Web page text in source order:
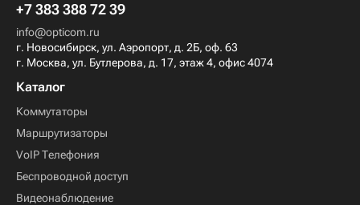
+7 383 388 72 39
info@opticom.ru
г. Новосибирск, ул. Аэропорт, д. 2Б, оф. 63
г. Москва, ул. Бутлерова, д. 17, этаж 4, офис 4074
Каталог
Коммутаторы
Маршрутизаторы
VoIP Телефония
Беспроводной доступ
Видеонаблюдение